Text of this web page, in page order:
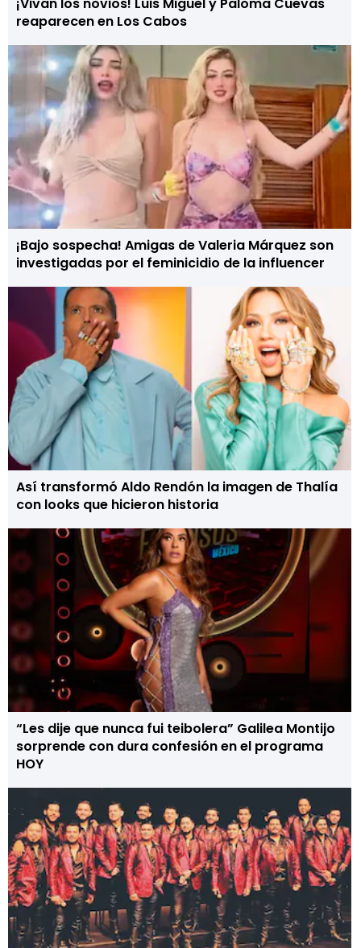
reaparecen en Los Cabos
¡Bajo sospecha! Amigas de Valeria Márquez son
investigadas por el feminicidio de la influencer
Así transformó Aldo Rendón la imagen de Thalía
con looks que hicieron historia
“Les dije que nunca fui teibolera” Galilea Montijo
sorprende con dura confesión en el programa
HOY